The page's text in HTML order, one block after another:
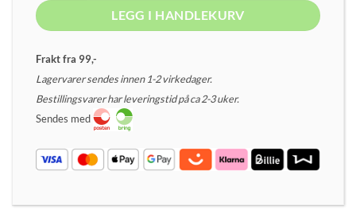
LEGG I HANDLEKURV
Frakt fra 99,-
Lagervarer sendes innen 1-2 virkedager.
Bestillingsvarer har leveringstid på ca 2-3 uker.
Sendes med